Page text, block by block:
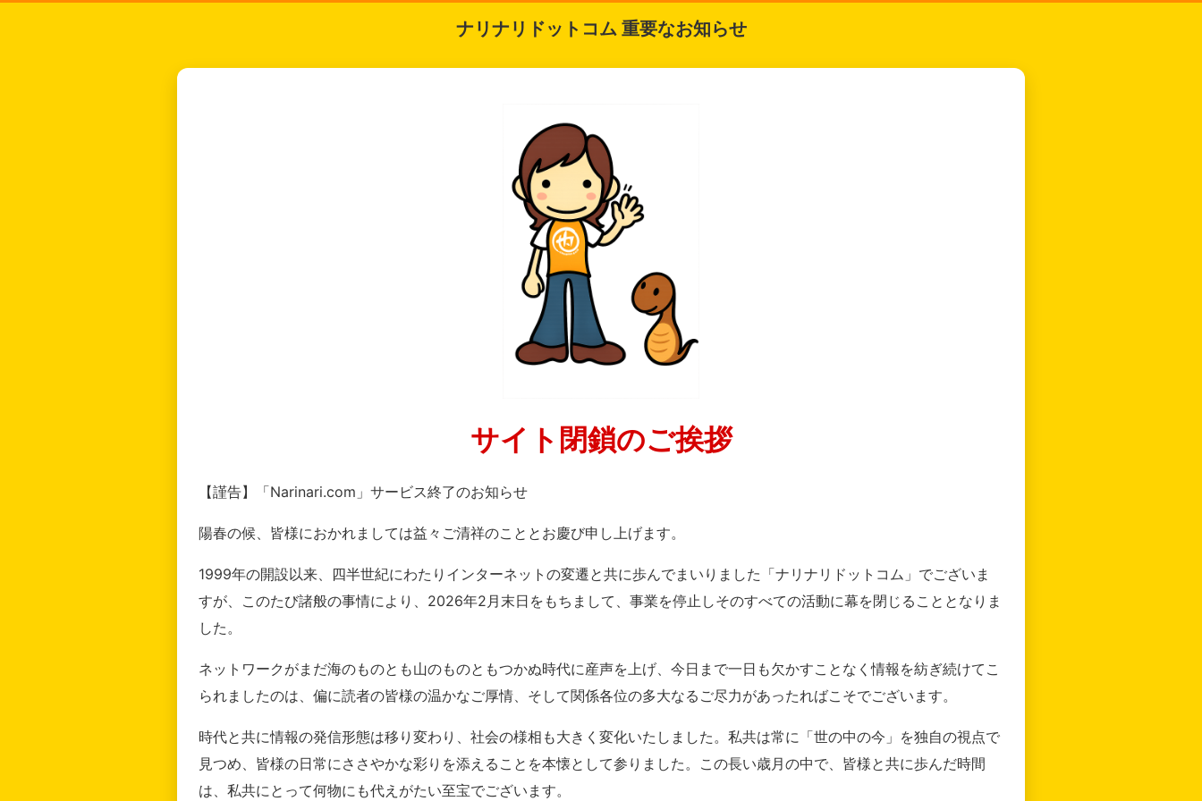
ナリナリドットコム 重要なお知らせ
サイト閉鎖のご挨拶
【謹告】「Narinari.com」サービス終了のお知らせ
陽春の候、皆様におかれましては益々ご清祥のこととお慶び申し上げます。
1999年の開設以来、四半世紀にわたりインターネットの変遷と共に歩んでまいりました「ナリナリドットコム」でございま
すが、このたび諸般の事情により、2026年2月末日をもちまして、事業を停止しそのすべての活動に幕を閉じることとなりま
した。
ネットワークがまだ海のものとも山のものともつかぬ時代に産声を上げ、今日まで一日も欠かすことなく情報を紡ぎ続けてこ
られましたのは、偏に読者の皆様の温かなご厚情、そして関係各位の多大なるご尽力があったればこそでございます。
時代と共に情報の発信形態は移り変わり、社会の様相も大きく変化いたしました。私共は常に「世の中の今」を独自の視点で
見つめ、皆様の日常にささやかな彩りを添えることを本懐として参りました。この長い歳月の中で、皆様と共に歩んだ時間
は、私共にとって何物にも代えがたい至宝でございます。